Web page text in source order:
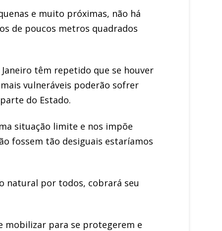
e muito próximas, não há
de poucos metros quadrados
têm repetido que se houver
vulneráveis poderão sofrer
do Estado.
situação limite e nos impõe
fossem tão desiguais estaríamos
natural por todos, cobrará seu
mobilizar para se protegerem e